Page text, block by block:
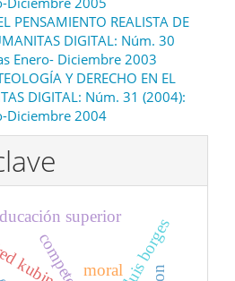
PENSAMIENTO REALISTA DE
DIGITAL: Núm. 30
Enero- Diciembre 2003
Y DERECHO EN EL
DIGITAL: Núm. 31 (2004):
Diciembre 2004
superior
moral
kubin